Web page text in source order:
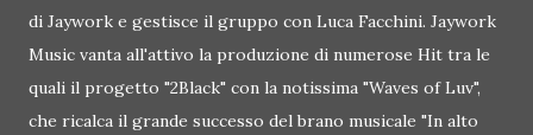
di Jaywork e gestisce il gruppo con Luca Facchini. Jaywork
Music vanta all'attivo la produzione di numerose Hit tra le
quali il progetto "2Black" con la notissima "Waves of Luv",
che ricalca il grande successo del brano musicale "In alto